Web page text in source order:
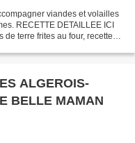
viandes et volailles
RECETTE DETAILLEE ICI
terre frites au four, recette
ALGEROIS-
BELLE MAMAN